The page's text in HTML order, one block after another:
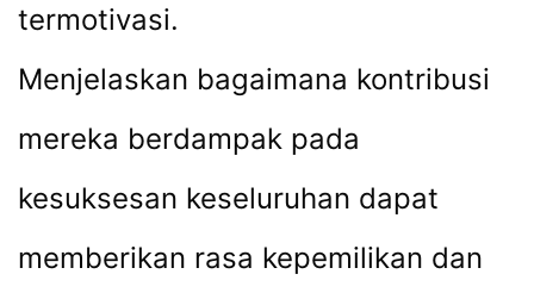
termotivasi.
Menjelaskan bagaimana kontribusi
mereka berdampak pada
kesuksesan keseluruhan dapat
memberikan rasa kepemilikan dan